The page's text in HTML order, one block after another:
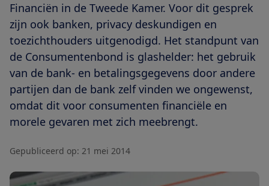
Financiën in de Tweede Kamer. Voor dit gesprek
zijn ook banken, privacy deskundigen en
toezichthouders uitgenodigd. Het standpunt van
de Consumentenbond is glashelder: het gebruik
van de bank- en betalingsgegevens door andere
partijen dan de bank zelf vinden we ongewenst,
omdat dit voor consumenten financiële en
morele gevaren met zich meebrengt.
Gepubliceerd op: 21 mei 2014